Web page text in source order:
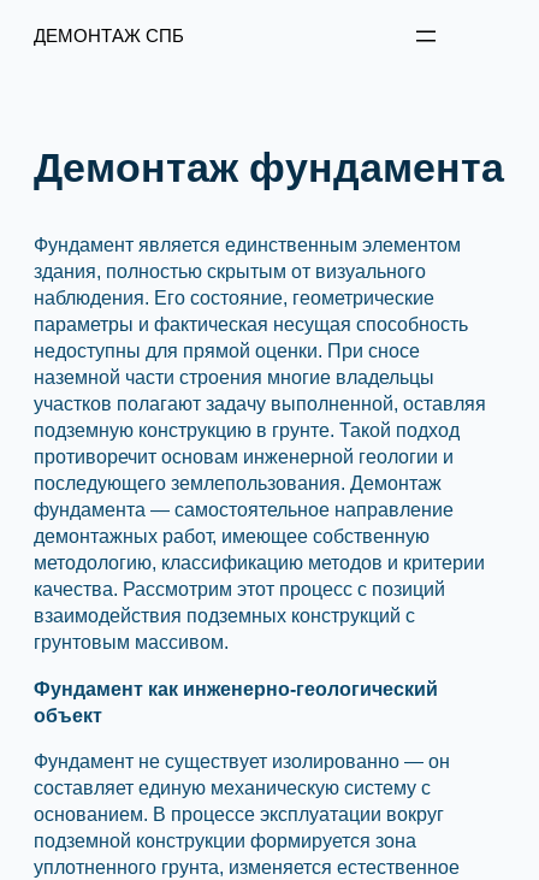
ДЕМОНТАЖ СПБ
Демонтаж фундамента
Фундамент является единственным элементом
здания, полностью скрытым от визуального
наблюдения. Его состояние, геометрические
параметры и фактическая несущая способность
недоступны для прямой оценки. При сносе
наземной части строения многие владельцы
участков полагают задачу выполненной, оставляя
подземную конструкцию в грунте. Такой подход
противоречит основам инженерной геологии и
последующего землепользования. Демонтаж
фундамента — самостоятельное направление
демонтажных работ, имеющее собственную
методологию, классификацию методов и критерии
качества. Рассмотрим этот процесс с позиций
взаимодействия подземных конструкций с
грунтовым массивом.
Фундамент как инженерно-геологический
объект
Фундамент не существует изолированно — он
составляет единую механическую систему с
основанием. В процессе эксплуатации вокруг
подземной конструкции формируется зона
уплотненного грунта, изменяется естественное